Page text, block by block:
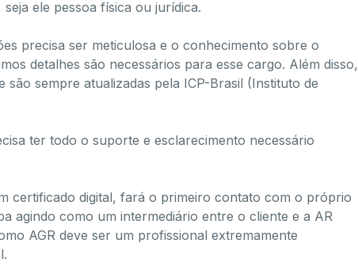
ele pessoa física ou jurídica.
precisa ser meticulosa e o conhecimento sobre o
detalhes são necessários para esse cargo. Além disso,
sempre atualizadas pela ICP-Brasil (Instituto de
ter todo o suporte e esclarecimento necessário
certificado digital, fará o primeiro contato com o próprio
agindo como um intermediário entre o cliente e a AR
AGR deve ser um profissional extremamente